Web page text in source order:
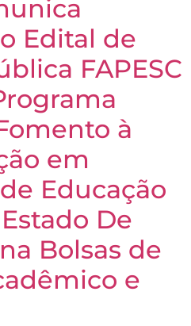
Edital de
FAPESC
à
em
Educação
De
Bolsas de
e